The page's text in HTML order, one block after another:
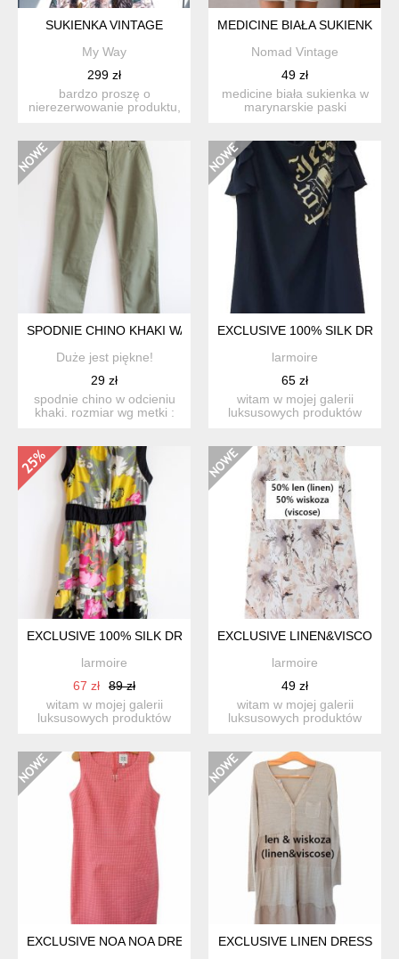
SUKIENKA VINTAGE
My Way
299 zł
bardzo proszę o
nierezerwowanie produktu,
MEDICINE BIAŁA SUKIENKA
Nomad Vintage
49 zł
medicine biała sukienka w
marynarskie paski
SPODNIE CHINO KHAKI WATSON
Duże jest piękne!
29 zł
spodnie chino w odcieniu
khaki. rozmiar wg metki :
EXCLUSIVE 100% SILK
larmoire
65 zł
witam w mojej galerii
luksusowych produktów
EXCLUSIVE 100% SILK DRESS
larmoire
67 zł
89 zł
witam w mojej galerii
luksusowych produktów
EXCLUSIVE LINEN&VISCOSE
larmoire
49 zł
witam w mojej galerii
luksusowych produktów
EXCLUSIVE NOA NOA DRESS COTTON&LINEN
EXCLUSIVE LINEN DRESS